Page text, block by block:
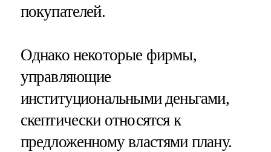
покупателей.
Однако некоторые фирмы,
управляющие
институциональными деньгами,
скептически относятся к
предложенному властями плану.